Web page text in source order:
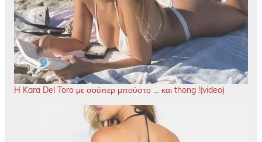
H Kara Del Toro με σούπερ μπούστο … και thong !(video)